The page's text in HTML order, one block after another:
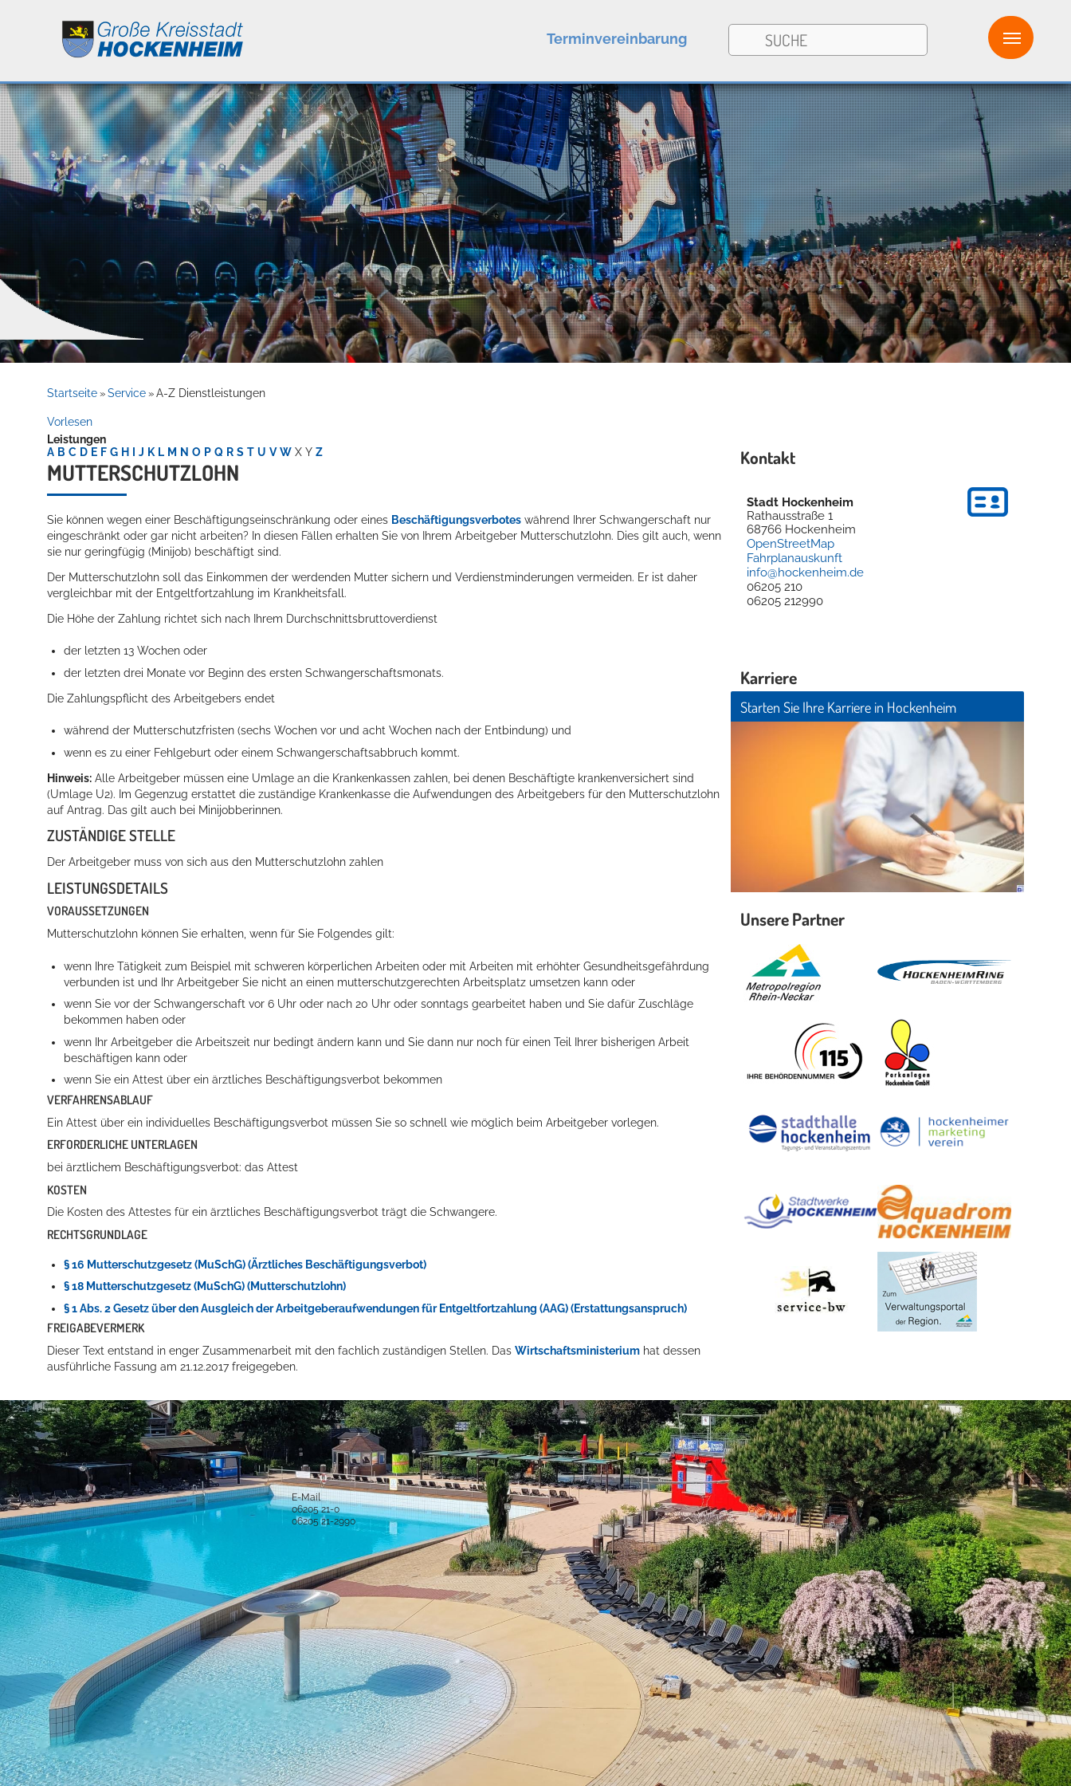
Leben
Kultur
Service
Terminvereinbarung
Willkommen in Hockenheim
Konzerte, Tagungen und vieles mehr
Die Stadthalle Hockenheim bietet den perfekten Standort für Events aller Art!
mehr dazu...
Startseite » Service » A-Z Dienstleistungen
Vorlesen
Leistungen
A B C D E F G H J K L M N O P Q R S T U V W X Y Z
MUTTERSCHUTZLOHN
Sie können wegen einer Beschäftigungseinschränkung oder eines Beschäftigungsverbotes während Ihrer Schwangerschaft nur
eingeschränkt oder gar nicht arbeiten? In diesen Fällen erhalten Sie von Ihrem Arbeitgeber Mutterschutzlohn. Dies gilt auch, wenn
sie nur geringfügig (Minijob) beschäftigt sind.
Der Mutterschutzlohn soll das Einkommen der werdenden Mutter sichern und Verdienstminderungen vermeiden. Er ist daher
vergleichbar mit der Entgeltfortzahlung im Krankheitsfall.
Die Höhe der Zahlung richtet sich nach Ihrem Durchschnittsbruttoverdienst
der letzten 13 Wochen oder
der letzten drei Monate vor Beginn des ersten Schwangerschaftsmonats.
Die Zahlungspflicht des Arbeitgebers endet
während der Mutterschutzfristen (sechs Wochen vor und acht Wochen nach der Entbindung) und
wenn es zu einer Fehlgeburt oder einem Schwangerschaftsabbruch kommt.
Hinweis: Alle Arbeitgeber müssen eine Umlage an die Krankenkassen zahlen, bei denen Beschäftigte krankenversichert sind
(Umlage U2). Im Gegenzug erstattet die zuständige Krankenkasse die Aufwendungen des Arbeitgebers für den Mutterschutzlohn
auf Antrag. Das gilt auch bei Minijobberinnen.
ZUSTÄNDIGE STELLE
Der Arbeitgeber muss von sich aus den Mutterschutzlohn zahlen
LEISTUNGSDETAILS
VORAUSSETZUNGEN
Mutterschutzlohn können Sie erhalten, wenn für Sie Folgendes gilt:
wenn Ihre Tätigkeit zum Beispiel mit schweren körperlichen Arbeiten oder mit Arbeiten mit erhöhter Gesundheitsgefährdung
verbunden ist und Ihr Arbeitgeber Sie nicht an einen mutterschutzgerechten Arbeitsplatz umsetzen kann oder
wenn Sie vor der Schwangerschaft vor 6 Uhr oder nach 20 Uhr oder sonntags gearbeitet haben und Sie dafür Zuschläge
bekommen haben oder
wenn Ihr Arbeitgeber die Arbeitszeit nur bedingt ändern kann und Sie dann nur noch für einen Teil Ihrer bisherigen Arbeit
beschäftigen kann oder
wenn Sie ein Attest über ein ärztliches Beschäftigungsverbot bekommen
VERFAHRENSABLAUF
Ein Attest über ein individuelles Beschäftigungsverbot müssen Sie so schnell wie möglich beim Arbeitgeber vorlegen.
ERFORDERLICHE UNTERLAGEN
bei ärztlichem Beschäftigungsverbot: das Attest
KOSTEN
Die Kosten des Attestes für ein ärztliches Beschäftigungsverbot trägt die Schwangere.
RECHTSGRUNDLAGE
§ 16 Mutterschutzgesetz (MuSchG) (Ärztliches Beschäftigungsverbot)
§ 18 Mutterschutzgesetz (MuSchG) (Mutterschutzlohn)
§ 1 Abs. 2 Gesetz über den Ausgleich der Arbeitgeberaufwendungen für Entgeltfortzahlung (AAG) (Erstattungsanspruch)
FREIGABEVERMERK
Dieser Text entstand in enger Zusammenarbeit mit den fachlich zuständigen Stellen. Das Wirtschaftsministerium hat dessen
ausführliche Fassung am 21.12.2017 freigegeben.
Kontakt
Stadt Hockenheim
Rathausstraße 1
68766 Hockenheim
OpenStreetMap
Fahrplanauskunft
info@hockenheim.de
06205 210
06205 212990
Karriere
Starten Sie Ihre Karriere in Hockenheim
Unsere Partner
Anschrift und Bankverbindung
Stadt Hockenheim
Rathausstraße 1
68766 Hockenheim
Postanschrift
Postfach 15 48
68758 Hockenheim
Bankverbindung
IBAN: DE52 6725 0020 0006 2012 53
BIC: SOLADES1HDB
Sparkasse Heidelberg
IBAN: DE61 5479 0000 0001 0061 50
BIC: GENODE61SPE
Volksbank Kur- und Rheinpfalz eG
Kontakt
Alle Ansprechpartner
E-Mail
06205 21-0
06205 21-2990
Sichere Kommunikation
Service-Portal BW
Was ist das Service-Portal Baden-Württemberg?
virtuelle Poststelle
Was ist die virtuelle Poststelle?
Öffnungszeiten
Mo - Fr:
Mi:
Sa - So:
08 - 12 Uhr
14 - 18 Uhr
geschlossen
Öffnungszeiten Bürgerbüro
Mo - Fr:
Mo, Di, Do:
Mi:
08 - 12 Uhr
14 - 15.30 Uhr
14 - 18 Uhr (Nur mit Termin)
Dienste
Stadtplan
Newsletter
Mängelmelder
Erklärung zur Barrierefreiheit
Social-Media
Copyright © 2016 Stadt Hockenheim Impressum Datenschutz Cookiespowered byKomm.ONE